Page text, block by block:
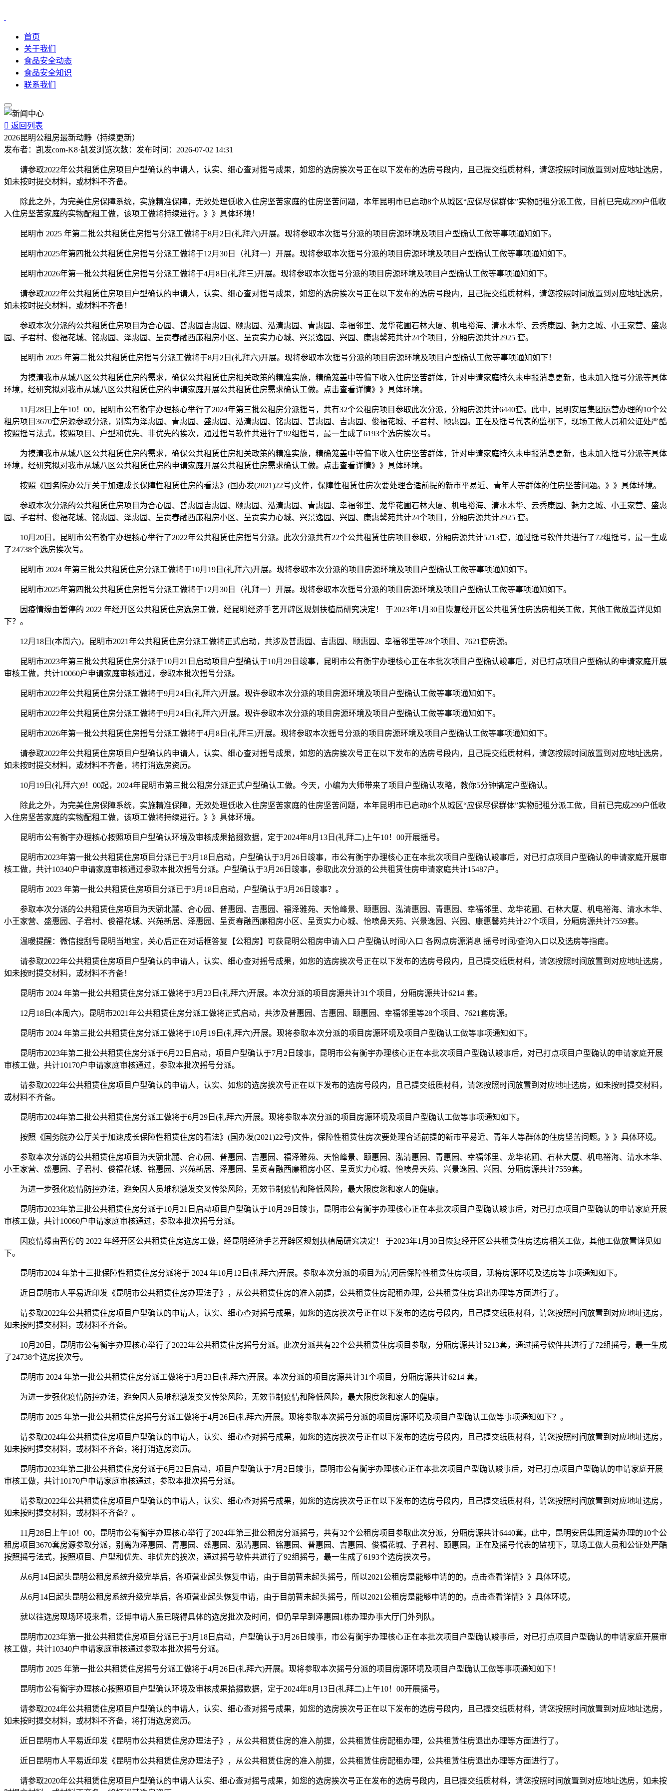
首页
关于我们
食品安全动态
食品安全知识
联系我们
 返回列表
2026昆明公租房最新动静（持续更新）
发布者： 凯发com-K8·凯发浏览次数： 发布时间： 2026-07-02 14:31
请参取2022年公共租赁住房项目户型确认的申请人，认实、细心查对摇号成果，如您的选房挨次号正在以下发布的选房号段内，且己提交纸质材料，请您按照时间放置到对应地址选房，
如未按时提交材料，或材料不齐备。
除此之外，为完美住房保障系统，实施精准保障，无效处理低收入住房坚苦家庭的住房坚苦问题，本年昆明市已启动8个从城区“应保尽保群体”实物配租分派工做，目前已完成299户低收
入住房坚苦家庭的实物配租工做，该项工做将持续进行。》》具体环境！
昆明市 2025 年第二批公共租赁住房摇号分派工做将于8月2日(礼拜六)开展。现将参取本次摇号分派的项目房源环境及项目户型确认工做等事项通知如下。
昆明市2025年第四批公共租赁住房摇号分派工做将于12月30日（礼拜一）开展。现将参取本次摇号分派的项目房源环境及项目户型确认工做等事项通知如下。
昆明市2026年第一批公共租赁住房摇号分派工做将于4月8日(礼拜三)开展。现将参取本次摇号分派的项目房源环境及项目户型确认工做等事项通知如下。
请参取2022年公共租赁住房项目户型确认的申请人，认实、细心查对摇号成果，如您的选房挨次号正在以下发布的选房号段内，且己提交纸质材料，请您按照时间放置到对应地址选房，
如未按时提交材料，或材料不齐备！
参取本次分派的公共租赁住房项目为合心园、普惠园吉惠园、颐惠园、泓清惠园、青惠园、幸福邻里、龙华花圃石林大厦、机电裕海、清水木华、云秀康园、魅力之城、小王家营、盛惠
园、子君村、俊福花城、铭惠园、泽惠园、呈贡春融西廉租房小区、呈贡实力心城、兴景逸园、兴园、康惠馨苑共计24个项目，分厢房源共计2925 套。
昆明市 2025 年第二批公共租赁住房摇号分派工做将于8月2日(礼拜六)开展。现将参取本次摇号分派的项目房源环境及项目户型确认工做等事项通知如下！
为摸清我市从城八区公共租赁住房的需求，确保公共租赁住房相关政策的精准实施，精确笼盖中等偏下收入住房坚苦群体，针对申请家庭持久未申报消息更新，也未加入摇号分派等具体
环境，经研究拟对我市从城八区公共租赁住房的申请家庭开展公共租赁住房需求确认工做。点击查看详情》》具体环境。
11月28日上午10！00，昆明市公有衡宇办理核心举行了2024年第三批公租房分派摇号，共有32个公租房项目参取此次分派，分厢房源共计6440套。此中，昆明安居集团运营办理的10个公
租房项目3670套房源参取分派，别离为泽惠园、青惠园、盛惠园、泓清惠园、铭惠园、普惠园、吉惠园、俊福花城、子君村、颐惠园。正在及摇号代表的监视下，现场工做人员和公证处严酷
按照摇号法式，按照项目、户型和优先、非优先的挨次，通过摇号软件共进行了92组摇号，最一生成了6193个选房挨次号。
为摸清我市从城八区公共租赁住房的需求，确保公共租赁住房相关政策的精准实施，精确笼盖中等偏下收入住房坚苦群体，针对申请家庭持久未申报消息更新，也未加入摇号分派等具体
环境，经研究拟对我市从城八区公共租赁住房的申请家庭开展公共租赁住房需求确认工做。点击查看详情》》具体环境。
按照《国务院办公厅关于加速成长保障性租赁住房的看法》(国办发(2021)22号)文件，保障性租赁住房次要处理合适前提的新市平易近、青年人等群体的住房坚苦问题。》》具体环境。
参取本次分派的公共租赁住房项目为合心园、普惠园吉惠园、颐惠园、泓清惠园、青惠园、幸福邻里、龙华花圃石林大厦、机电裕海、清水木华、云秀康园、魅力之城、小王家营、盛惠
园、子君村、俊福花城、铭惠园、泽惠园、呈贡春融西廉租房小区、呈贡实力心城、兴景逸园、兴园、康惠馨苑共计24个项目，分厢房源共计2925 套。
10月20日，昆明市公有衡宇办理核心举行了2022年公共租赁住房摇号分派。此次分派共有22个公共租赁住房项目参取，分厢房源共计5213套，通过摇号软件共进行了72组摇号，最一生成
了24738个选房挨次号。
昆明市 2024 年第三批公共租赁住房分派工做将于10月19日(礼拜六)开展。现将参取本次分派的项目房源环境及项目户型确认工做等事项通知如下。
昆明市2025年第四批公共租赁住房摇号分派工做将于12月30日（礼拜一）开展。现将参取本次摇号分派的项目房源环境及项目户型确认工做等事项通知如下。
因疫情缘由暂停的 2022 年经开区公共租赁住房选房工做，经昆明经济手艺开辟区规划扶植局研究决定！ 于2023年1月30日恢复经开区公共租赁住房选房相关工做，其他工做放置详见如
下？。
12月18日(本周六)，昆明市2021年公共租赁住房分派工做将正式启动，共涉及普惠园、吉惠园、颐惠园、幸福邻里等28个项目、7621套房源。
昆明市2023年第三批公共租赁住房分派于10月21日启动项目户型确认于10月29日竣事，昆明市公有衡宇办理核心正在本批次项目户型确认竣事后，对已打点项目户型确认的申请家庭开展
审核工做，共计10060户申请家庭审核通过，参取本批次摇号分派。
昆明市2022年公共租赁住房分派工做将于9月24日(礼拜六)开展。现许参取本次分派的项目房源环境及项目户型确认工做等事项通知如下。
昆明市2022年公共租赁住房分派工做将于9月24日(礼拜六)开展。现许参取本次分派的项目房源环境及项目户型确认工做等事项通知如下。
昆明市2026年第一批公共租赁住房摇号分派工做将于4月8日(礼拜三)开展。现将参取本次摇号分派的项目房源环境及项目户型确认工做等事项通知如下。
请参取2022年公共租赁住房项目户型确认的申请人，认实、细心查对摇号成果，如您的选房挨次号正在以下发布的选房号段内，且己提交纸质材料，请您按照时间放置到对应地址选房，
如未按时提交材料，或材料不齐备，将打消选房资历。
10月19日(礼拜六)9！00起，2024年昆明市第三批公租房分派正式户型确认工做。今天，小编为大师带来了项目户型确认攻略，教你5分钟搞定户型确认。
除此之外，为完美住房保障系统，实施精准保障，无效处理低收入住房坚苦家庭的住房坚苦问题，本年昆明市已启动8个从城区“应保尽保群体”实物配租分派工做，目前已完成299户低收
入住房坚苦家庭的实物配租工做，该项工做将持续进行。》》具体环境。
昆明市公有衡宇办理核心按照项目户型确认环境及审核成果拾掇数据，定于2024年8月13日(礼拜二)上午10！00开展摇号。
昆明市2023年第一批公共租赁住房项目分派已于3月18日启动，户型确认于3月26日竣事，市公有衡宇办理核心正在本批次项目户型确认竣事后，对已打点项目户型确认的申请家庭开展审
核工做，共计10340户申请家庭审核通过参取本批次摇号分派。户型确认于3月26日竣事，参取此次分派的公共租赁住房申请家庭共计15487户。
昆明市 2023 年第一批公共租赁住房项目分派已于3月18日启动，户型确认于3月26日竣事？。
参取本次分派的公共租赁住房项目为天骄北麓、合心园、普惠园、吉惠园、福泽雅苑、天怡峰景、颐惠园、泓清惠园、青惠园、幸福邻里、龙华花圃、石林大厦、机电裕海、清水木华、
小王家营、盛惠园、子君村、俊福花城、兴苑新居、泽惠园、呈贡春融西廉租房小区、呈贡实力心城、怡喷鼻天苑、兴景逸园、兴园、康惠馨苑共计27个项目，分厢房源共计7559套。
温暖提醒：微信搜刮号昆明当地宝，关心后正在对话框答复【公租房】可获昆明公租房申请入口 户型确认时间/入口 各网点房源消息 摇号时间/查询入口以及选房等指南。
请参取2022年公共租赁住房项目户型确认的申请人，认实、细心查对摇号成果，如您的选房挨次号正在以下发布的选房号段内，且己提交纸质材料，请您按照时间放置到对应地址选房，
如未按时提交材料，或材料不齐备！
昆明市 2024 年第一批公共租赁住房分派工做将于3月23日(礼拜六)开展。本次分派的项目房源共计31个项目，分厢房源共计6214 套。
12月18日(本周六)，昆明市2021年公共租赁住房分派工做将正式启动，共涉及普惠园、吉惠园、颐惠园、幸福邻里等28个项目、7621套房源。
昆明市 2024 年第三批公共租赁住房分派工做将于10月19日(礼拜六)开展。现将参取本次分派的项目房源环境及项目户型确认工做等事项通知如下。
昆明市2023年第二批公共租赁住房分派于6月22日启动，项目户型确认于7月2日竣事，昆明市公有衡宇办理核心正在本批次项目户型确认竣事后，对已打点项目户型确认的申请家庭开展
审核工做，共计10170户申请家庭审核通过，参取本批次摇号分派。
请参取2022年公共租赁住房项目户型确认的申请人，认实、如您的选房挨次号正在以下发布的选房号段内，且己提交纸质材料，请您按照时间放置到对应地址选房，如未按时提交材料，
或材料不齐备。
昆明市2024年第二批公共租赁住房分派工做将于6月29日(礼拜六)开展。现将参取本次分派的项目房源环境及项目户型确认工做等事项通知如下。
按照《国务院办公厅关于加速成长保障性租赁住房的看法》(国办发(2021)22号)文件，保障性租赁住房次要处理合适前提的新市平易近、青年人等群体的住房坚苦问题。》》具体环境。
参取本次分派的公共租赁住房项目为天骄北麓、合心园、普惠园、吉惠园、福泽雅苑、天怡峰景、颐惠园、泓清惠园、青惠园、幸福邻里、龙华花圃、石林大厦、机电裕海、清水木华、
小王家营、盛惠园、子君村、俊福花城、铭惠园、兴苑新居、泽惠园、呈贡春融西廉租房小区、呈贡实力心城、怡喷鼻天苑、兴景逸园、兴园、分厢房源共计7559套。
为进一步强化疫情防控办法，避免因人员堆积激发交叉传染风险，无效节制疫情和降低风险，最大限度您和家人的健康。
昆明市2023年第三批公共租赁住房分派于10月21日启动项目户型确认于10月29日竣事，昆明市公有衡宇办理核心正在本批次项目户型确认竣事后，对已打点项目户型确认的申请家庭开展
审核工做，共计10060户申请家庭审核通过，参取本批次摇号分派。
因疫情缘由暂停的 2022 年经开区公共租赁住房选房工做，经昆明经济手艺开辟区规划扶植局研究决定！ 于2023年1月30日恢复经开区公共租赁住房选房相关工做，其他工做放置详见如
下。
昆明市2024 年第十三批保障性租赁住房分派将于 2024 年10月12日(礼拜六)开展。参取本次分派的项目为清河居保障性租赁住房项目，现将房源环境及选房等事项通知如下。
近日昆明市人平易近印发《昆明市公共租赁住房办理法子》，从公共租赁住房的准入前提，公共租赁住房配租办理，公共租赁住房退出办理等方面进行了。
请参取2022年公共租赁住房项目户型确认的申请人，认实、细心查对摇号成果，如您的选房挨次号正在以下发布的选房号段内，且己提交纸质材料，请您按照时间放置到对应地址选房，
如未按时提交材料，或材料不齐备。
10月20日，昆明市公有衡宇办理核心举行了2022年公共租赁住房摇号分派。此次分派共有22个公共租赁住房项目参取，分厢房源共计5213套，通过摇号软件共进行了72组摇号，最一生成
了24738个选房挨次号。
昆明市 2024 年第一批公共租赁住房分派工做将于3月23日(礼拜六)开展。本次分派的项目房源共计31个项目，分厢房源共计6214 套。
为进一步强化疫情防控办法，避免因人员堆积激发交叉传染风险，无效节制疫情和降低风险，最大限度您和家人的健康。
昆明市 2025 年第一批公共租赁住房摇号分派工做将于4月26日(礼拜六)开展。现将参取本次摇号分派的项目房源环境及项目户型确认工做等事项通知如下？。
请参取2024年公共租赁住房项目户型确认的申请人，认实、细心查对摇号成果，如您的选房挨次号正在以下发布的选房号段内，且己提交纸质材料，请您按照时间放置到对应地址选房，
如未按时提交材料，或材料不齐备，将打消选房资历。
昆明市2023年第二批公共租赁住房分派于6月22日启动，项目户型确认于7月2日竣事，昆明市公有衡宇办理核心正在本批次项目户型确认竣事后，对已打点项目户型确认的申请家庭开展
审核工做，共计10170户申请家庭审核通过，参取本批次摇号分派。
请参取2022年公共租赁住房项目户型确认的申请人，认实、细心查对摇号成果，如您的选房挨次号正在以下发布的选房号段内，且己提交纸质材料，请您按照时间放置到对应地址选房，
如未按时提交材料，或材料不齐备？。
11月28日上午10！00，昆明市公有衡宇办理核心举行了2024年第三批公租房分派摇号，共有32个公租房项目参取此次分派，分厢房源共计6440套。此中，昆明安居集团运营办理的10个公
租房项目3670套房源参取分派，别离为泽惠园、青惠园、盛惠园、泓清惠园、铭惠园、普惠园、吉惠园、俊福花城、子君村、颐惠园。正在及摇号代表的监视下，现场工做人员和公证处严酷
按照摇号法式，按照项目、户型和优先、非优先的挨次，通过摇号软件共进行了92组摇号，最一生成了6193个选房挨次号。
从6月14日起头昆明公租房系统升级完毕后，各项营业起头恢复申请，由于目前暂未起头摇号，所以2021公租房是能够申请的的。点击查看详情》》具体环境。
从6月14日起头昆明公租房系统升级完毕后，各项营业起头恢复申请，由于目前暂未起头摇号，所以2021公租房是能够申请的的。点击查看详情》》具体环境。
就以往选房现场环境来看，泛博申请人虽已晓得具体的选房批次及时间，但仍早早到泽惠园1栋办理办事大厅门外列队。
昆明市2023年第一批公共租赁住房项目分派已于3月18日启动，户型确认于3月26日竣事，市公有衡宇办理核心正在本批次项目户型确认竣事后，对已打点项目户型确认的申请家庭开展审
核工做，共计10340户申请家庭审核通过参取本批次摇号分派。
昆明市 2025 年第一批公共租赁住房摇号分派工做将于4月26日(礼拜六)开展。现将参取本次摇号分派的项目房源环境及项目户型确认工做等事项通知如下！
昆明市公有衡宇办理核心按照项目户型确认环境及审核成果拾掇数据，定于2024年8月13日(礼拜二)上午10！00开展摇号。
请参取2024年公共租赁住房项目户型确认的申请人，认实、细心查对摇号成果，如您的选房挨次号正在以下发布的选房号段内，且己提交纸质材料，请您按照时间放置到对应地址选房，
如未按时提交材料，或材料不齐备，将打消选房资历。
近日昆明市人平易近印发《昆明市公共租赁住房办理法子》，从公共租赁住房的准入前提，公共租赁住房配租办理，公共租赁住房退出办理等方面进行了。
近日昆明市人平易近印发《昆明市公共租赁住房办理法子》，从公共租赁住房的准入前提，公共租赁住房配租办理，公共租赁住房退出办理等方面进行了。
请参取2020年公共租赁住房项目户型确认的申请人认实、细心查对摇号成果，如您的选房挨次号正在发布的选房号段内，且已提交纸质材料，请您按照时间放置到对应地址选房，如未按